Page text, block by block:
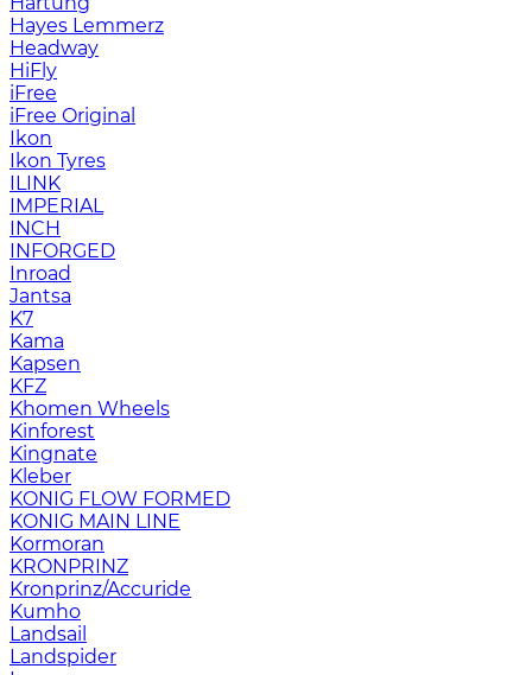
Hayes Lemmerz
Headway
HiFly
iFree
iFree Original
Ikon
Ikon Tyres
ILINK
IMPERIAL
INCH
INFORGED
Inroad
Jantsa
K7
Kama
Kapsen
KFZ
Khomen Wheels
Kinforest
Kingnate
Kleber
KONIG FLOW FORMED
KONIG MAIN LINE
Kormoran
KRONPRINZ
Kronprinz/Accuride
Kumho
Landsail
Landspider